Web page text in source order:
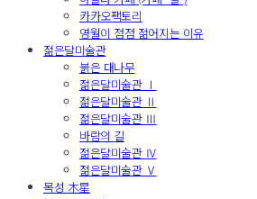
카카오팩토리
영월이 점점 젊어지는 이유
젊은달미술관
붉은 대나무
젊은달미술관 Ⅰ
젊은달미술관 Ⅱ
젊은달미술관 Ⅲ
바람의 길
젊은달미술관 Ⅳ
젊은달미술관 Ⅴ
목성 木星